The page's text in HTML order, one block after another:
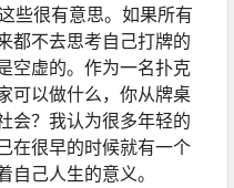
些很有意思。如果所有
都不去思考自己打牌的
空虚的。作为一名扑克
可以做什么，你从牌桌
会？我认为很多年轻的
在很早的时候就有一个
己人生的意义。